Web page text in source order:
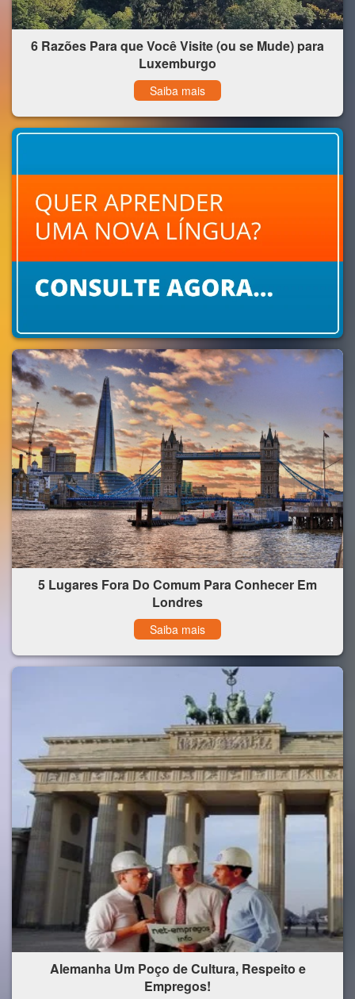
6 Razões Para que Você Visite (ou se Mude) para
Luxemburgo
Saiba mais
5 Lugares Fora Do Comum Para Conhecer Em
Londres
Saiba mais
Alemanha Um Poço de Cultura, Respeito e
Empregos!